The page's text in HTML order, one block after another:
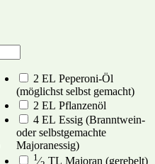
2 EL Peperoni-Öl
(möglichst selbst gemacht)
2 EL Pflanzenöl
4 EL Essig (Branntwein-
oder selbstgemachte
Majoranessig)
1 ⁄ TL Majoran (gerebelt)